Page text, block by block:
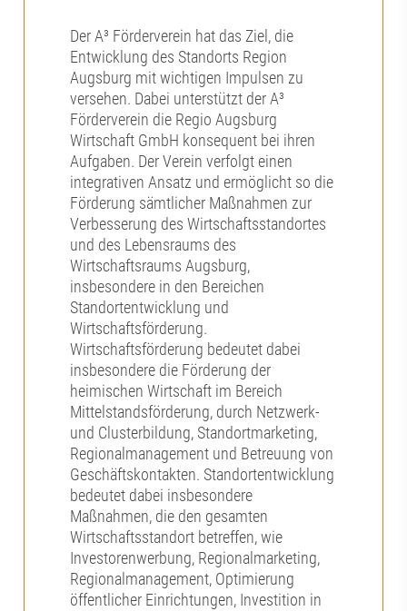
Der A³ Förderverein hat das Ziel, die
Entwicklung des Standorts Region
Augsburg mit wichtigen Impulsen zu
versehen. Dabei unterstützt der A³
Förderverein die Regio Augsburg
Wirtschaft GmbH konsequent bei ihren
Aufgaben. Der Verein verfolgt einen
integrativen Ansatz und ermöglicht so die
Förderung sämtlicher Maßnahmen zur
Verbesserung des Wirtschaftsstandortes
und des Lebensraums des
Wirtschaftsraums Augsburg,
insbesondere in den Bereichen
Standortentwicklung und
Wirtschaftsförderung.
Wirtschaftsförderung bedeutet dabei
insbesondere die Förderung der
heimischen Wirtschaft im Bereich
Mittelstandsförderung, durch Netzwerk-
und Clusterbildung, Standortmarketing,
Regionalmanagement und Betreuung von
Geschäftskontakten. Standortentwicklung
bedeutet dabei insbesondere
Maßnahmen, die den gesamten
Wirtschaftsstandort betreffen, wie
Investorenwerbung, Regionalmarketing,
Regionalmanagement, Optimierung
öffentlicher Einrichtungen, Investition in